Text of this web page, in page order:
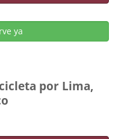
ya
por Lima,